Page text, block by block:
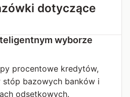
dotyczące
wyborze
procentowe kredytów,
stóp bazowych banków i
odsetkowych.